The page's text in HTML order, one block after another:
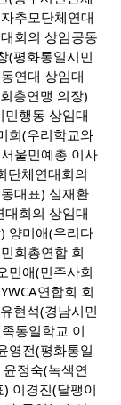
추모단체연대
회의 상임공동
(평화통일시민
연대 상임대
총연맹 의장)
행동 상임대
희(우리학교와
울민예총 이사
단체연대회의
대표) 심재환
회의 상임대
양미애(우리다
회총연합 회
민애(민주사회
연합회 회
현석(경남시민
통일학교 이
영전(평화통일
정숙(녹색연
이경진(달팽이